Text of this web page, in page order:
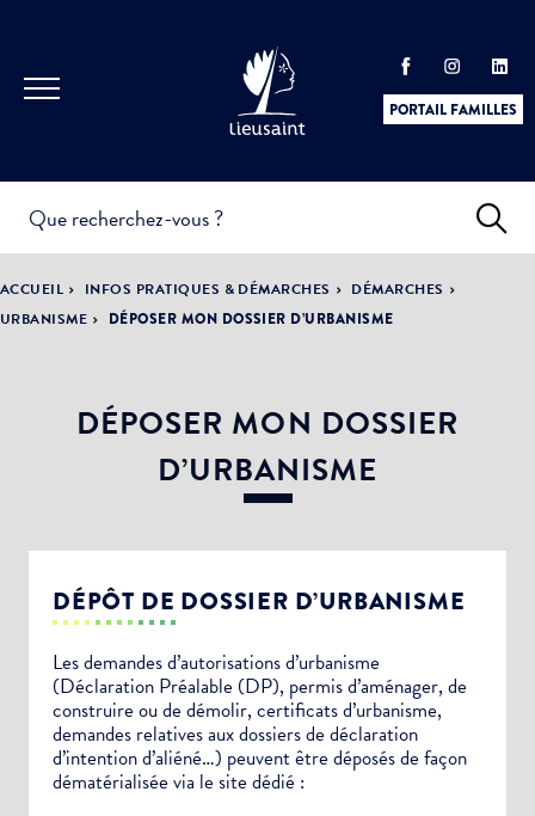
PORTAIL FAMILLES
PRATIQUES &
DÉMARCHES
ACTUALITÉS &
ÉVÈNEMENTS
LA VILLE
DÉMOCRATIE
PARTICIPATIVE
ACCUEIL INFOS PRATIQUES & DÉMARCHES
DÉMARCHES
URBANISME
DÉPOSER MON DOSSIER D’URBANISME
DÉPOSER MON DOSSIER
D’URBANISME
DÉPÔT DE DOSSIER D’URBANISME
Les demandes d’autorisations d’urbanisme
(Déclaration Préalable (DP), permis d’aménager, de
construire ou de démolir, certificats d’urbanisme,
demandes relatives aux dossiers de déclaration
d’intention d’aliéné…) peuvent être déposés de façon
dématérialisée via le site dédié :